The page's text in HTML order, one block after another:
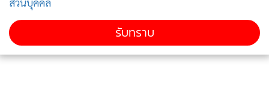
รับทราบ